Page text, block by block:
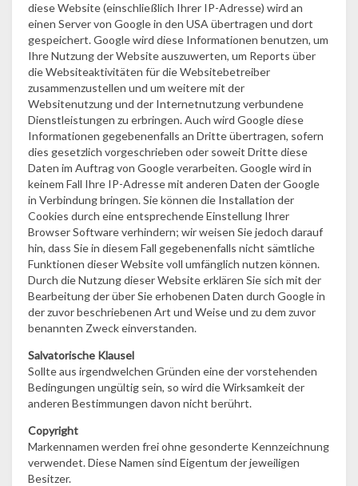
diese Website (einschließlich Ihrer IP-Adresse) wird an
einen Server von Google in den USA übertragen und dort
gespeichert. Google wird diese Informationen benutzen, um
Ihre Nutzung der Website auszuwerten, um Reports über
die Websiteaktivitäten für die Websitebetreiber
zusammenzustellen und um weitere mit der
Websitenutzung und der Internetnutzung verbundene
Dienstleistungen zu erbringen. Auch wird Google diese
Informationen gegebenenfalls an Dritte übertragen, sofern
dies gesetzlich vorgeschrieben oder soweit Dritte diese
Daten im Auftrag von Google verarbeiten. Google wird in
keinem Fall Ihre IP-Adresse mit anderen Daten der Google
in Verbindung bringen. Sie können die Installation der
Cookies durch eine entsprechende Einstellung Ihrer
Browser Software verhindern; wir weisen Sie jedoch darauf
hin, dass Sie in diesem Fall gegebenenfalls nicht sämtliche
Funktionen dieser Website voll umfänglich nutzen können.
Durch die Nutzung dieser Website erklären Sie sich mit der
Bearbeitung der über Sie erhobenen Daten durch Google in
der zuvor beschriebenen Art und Weise und zu dem zuvor
benannten Zweck einverstanden.
Salvatorische Klausel
Sollte aus irgendwelchen Gründen eine der vorstehenden
Bedingungen ungültig sein, so wird die Wirksamkeit der
anderen Bestimmungen davon nicht berührt.
Copyright
Markennamen werden frei ohne gesonderte Kennzeichnung
verwendet. Diese Namen sind Eigentum der jeweiligen
Besitzer.